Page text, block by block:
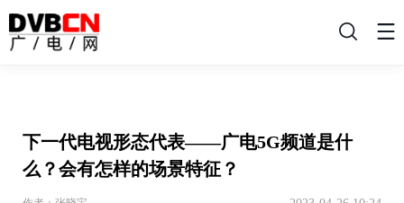
搜
下一代电视形态代表——广电5G频道是什
么？会有怎样的场景特征？